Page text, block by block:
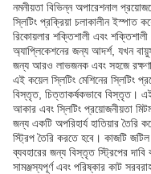
নমনীয়তা বিভিন্ন অপারেশনাল
স্লিটিং প্রক্রিয়া চলাকালীন ইস্পাত
রিকোয়লার শক্তিশালী এবং
অ্যাপ্লিকেশনের জন্য আদর্শ, যখন
জন্য আরও লাভজনক এবং সহজে
এই কয়েল স্লিটিং মেশিনের স্লিটিং
বিস্তৃত, চিত্তাকর্ষকভাবে বিস্তৃত।
আকার এবং স্লিটিং প্রয়োজনীয়তা
জন্য একটি অপরিহার্য হাতিয়ার
স্ট্রিপ তৈরি করতে হবে। কাজটি জটিল
ব্যবহারের জন্য বিস্তৃত স্ট্রিপের
সামঞ্জস্যপূর্ণ এবং পরিষ্কার কাট